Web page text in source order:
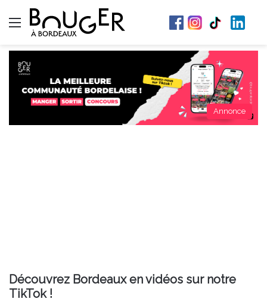
Menu
Annonce
Découvrez Bordeaux en vidéos sur notre
TikTok !